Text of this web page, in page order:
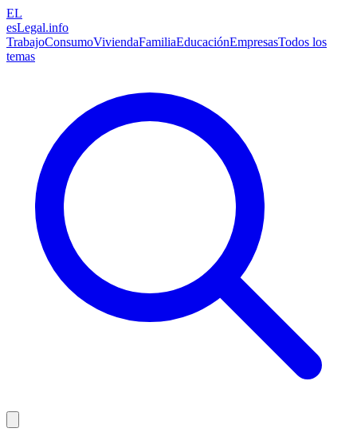
EL
esLegal.info
TrabajoConsumoViviendaFamiliaEducaciónEmpresasTodos los
temas